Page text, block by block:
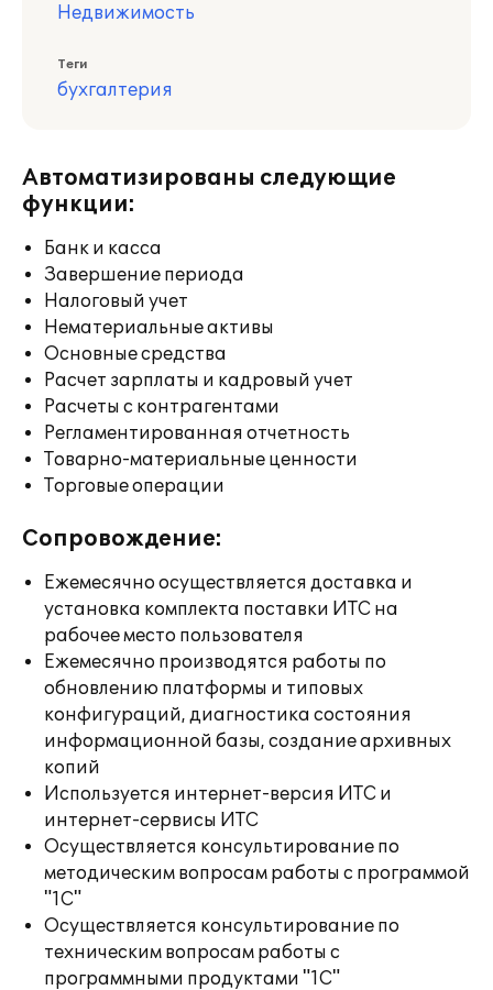
Недвижимость
Теги
бухгалтерия
Автоматизированы следующие
функции:
Банк и касса
Завершение периода
Налоговый учет
Нематериальные активы
Основные средства
Расчет зарплаты и кадровый учет
Расчеты с контрагентами
Регламентированная отчетность
Товарно-материальные ценности
Торговые операции
Сопровождение:
Ежемесячно осуществляется доставка и
установка комплекта поставки ИТС на
рабочее место пользователя
Ежемесячно производятся работы по
обновлению платформы и типовых
конфигураций, диагностика состояния
информационной базы, создание архивных
копий
Используется интернет-версия ИТС и
интернет-сервисы ИТС
Осуществляется консультирование по
методическим вопросам работы с программой
"1С"
Осуществляется консультирование по
техническим вопросам работы с
программными продуктами "1С"